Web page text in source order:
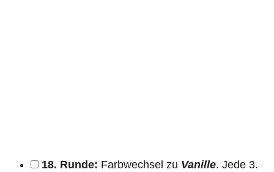
18. Runde: Farbwechsel zu Vanille. Jede 3.